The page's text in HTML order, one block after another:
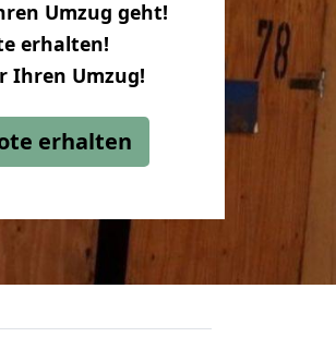
Umzug geht!
erhalten!
Ihren Umzug!
erhalten